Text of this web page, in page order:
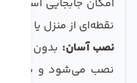
امکان جابجایی آسان آن
نقطه‌ای از منزل یا محل
نصب آسان: بدون نیاز
نصب می‌شود و شما